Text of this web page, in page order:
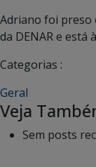
Adriano foi preso
da DENAR e está
Categorias :
Geral
Veja
Sem posts